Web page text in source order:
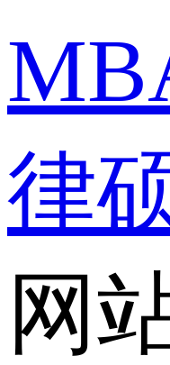
律
网